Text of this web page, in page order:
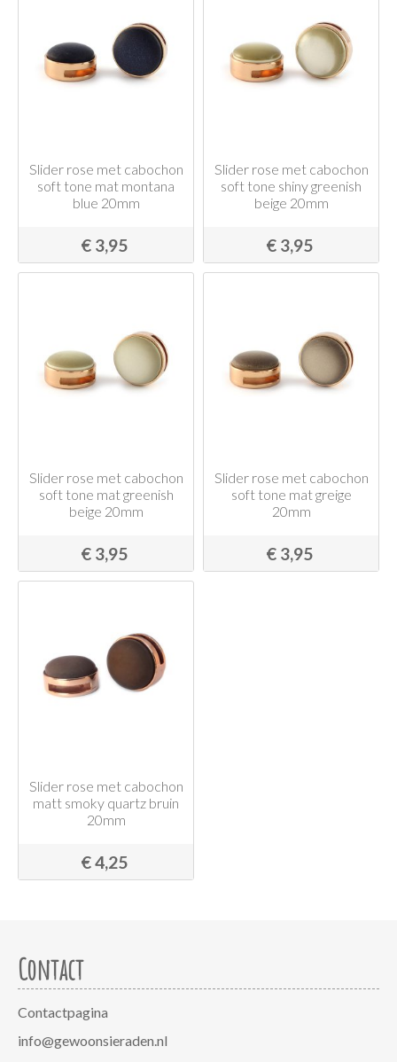
Slider rose met cabochon
soft tone mat montana
blue 20mm
€ 3,95
Slider rose met cabochon
soft tone shiny greenish
beige 20mm
€ 3,95
Slider rose met cabochon
soft tone mat greenish
beige 20mm
€ 3,95
Slider rose met cabochon
soft tone mat greige
20mm
€ 3,95
Slider rose met cabochon
matt smoky quartz bruin
20mm
€ 4,25
Contact
Contactpagina
info@gewoonsieraden.nl